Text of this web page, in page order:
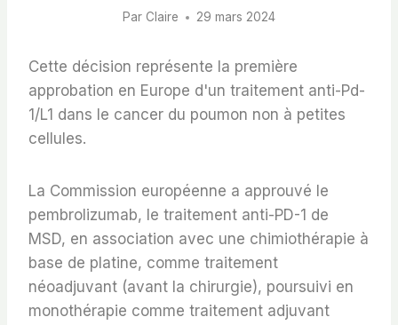
Par Claire 29 mars 2024
Cette décision représente la première
approbation en Europe d'un traitement anti-Pd-
1/L1 dans le cancer du poumon non à petites
cellules.
La Commission européenne a approuvé le
pembrolizumab, le traitement anti-PD-1 de
MSD, en association avec une chimiothérapie à
base de platine, comme traitement
néoadjuvant (avant la chirurgie), poursuivi en
monothérapie comme traitement adjuvant